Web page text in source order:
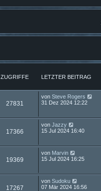
ZUGRIFFE LETZTER BEITRAG
27831
von Steve Rogers
31 Dez 2024 12:22
17366
von Jazzy
15 Jul 2024 16:40
19369
von Marvin
15 Jul 2024 16:25
17267
von Sudoku
07 Mär 2024 16:56